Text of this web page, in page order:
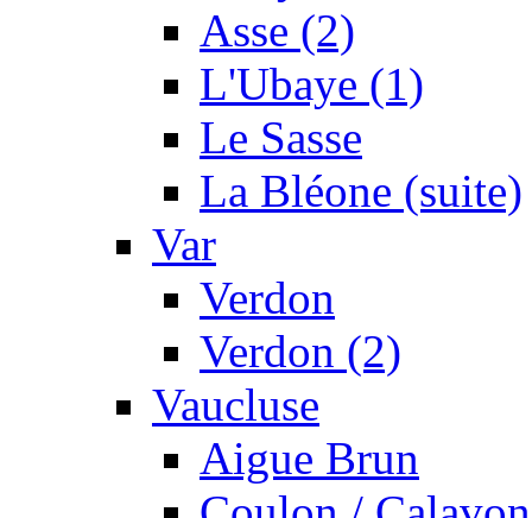
Asse (2)
L'Ubaye (1)
Le Sasse
La Bléone (suite)
Var
Verdon
Verdon (2)
Vaucluse
Aigue Brun